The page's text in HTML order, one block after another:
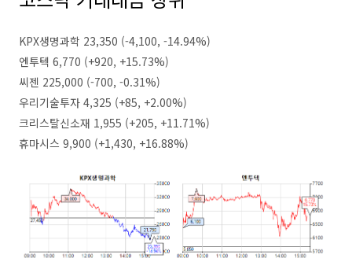
KPX생명과학 23,350 (-4,100, -14.94%)
엔투텍 6,770 (+920, +15.73%)
씨젠 225,000 (-700, -0.31%)
우리기술투자 4,325 (+85, +2.00%)
크리스탈신소재 1,955 (+205, +11.71%)
휴마시스 9,900 (+1,430, +16.88%)